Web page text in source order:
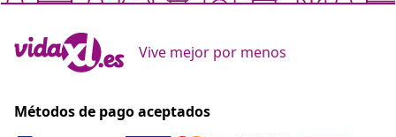
Vive mejor por menos
Métodos de pago aceptados